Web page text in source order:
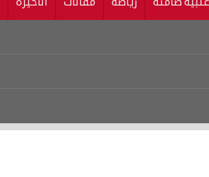
أغلبية صامتة رياضة مقالات الأخيرة